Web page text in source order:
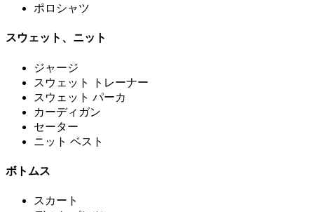
ポロシャツ
スウェット、ニット
ジャージ
スウェット トレーナー
スウェット パーカ
カーディガン
セーター
ニット ベスト
ボトムス
スカート